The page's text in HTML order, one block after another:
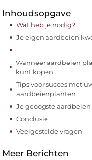
Inhoudsopgave
Wat heb je nodig?
Je eigen aardbeien
Wanneer aardbeien
kunt kopen
Tips voor succes met
aardbeienplanten
Je geoogste
Conclusie
Veelgestelde vragen
Meer Berichten